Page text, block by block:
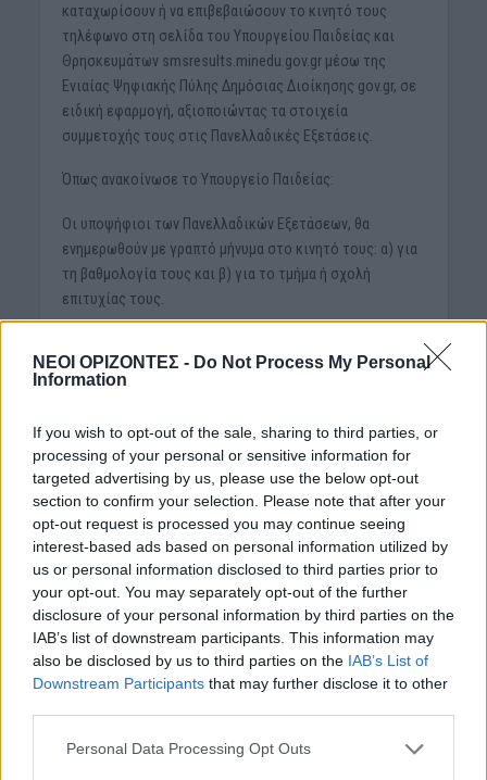
ΝΕΟΙ ΟΡΙΖΟΝΤΕΣ - Do Not Process My Personal
Information
If you wish to opt-out of the sale, sharing to third parties, or
processing of your personal or sensitive information for
targeted advertising by us, please use the below opt-out
section to confirm your selection. Please note that after your
opt-out request is processed you may continue seeing
interest-based ads based on personal information utilized by
us or personal information disclosed to third parties prior to
your opt-out. You may separately opt-out of the further
disclosure of your personal information by third parties on the
IAB’s list of downstream participants. This information may
also be disclosed by us to third parties on the IAB’s List of
Downstream Participants that may further disclose it to other
Personal Data Processing Opt Outs
καταχωρίσουν ή να επιβεβαιώσουν το κινητό τους
τηλέφωνο στη σελίδα του Υπουργείου Παιδείας και
Θρησκευμάτων smsresults.minedu.gov.gr μέσω της
Ενιαίας Ψηφιακής Πύλης Δημόσιας Διοίκησης gov.gr, σε
ειδική εφαρμογή, αξιοποιώντας τα στοιχεία
συμμετοχής τους στις Πανελλαδικές Εξετάσεις.
Όπως ανακοίνωσε το Υπουργείο Παιδείας:
Οι υποψήφιοι των Πανελλαδικών Εξετάσεων, θα
ενημερωθούν με γραπτό μήνυμα στο κινητό τους: α) για
τη βαθμολογία τους και β) για το τμήμα ή σχολή
επιτυχίας τους.
ΚΡΗΤΗ ΜΑΤΙΕΣ ΣΤΟ ΠΑΡΕΛΘΟΝ
«Στιμαδόροι»: Οι
παλιοί Κρητικοί που
μπορούσαν να
εκτιμήσουν τα πάντα!
6 Αυγούστου 2026